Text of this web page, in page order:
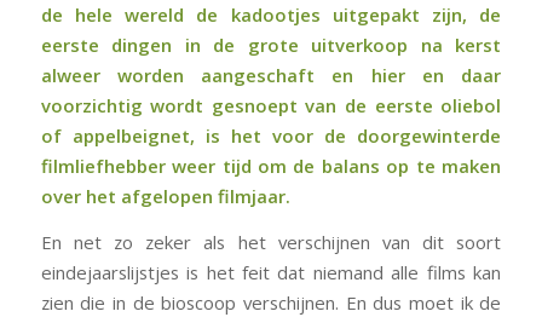
de hele wereld de kadootjes uitgepakt zijn, de
eerste dingen in de grote uitverkoop na kerst
alweer worden aangeschaft en hier en daar
voorzichtig wordt gesnoept van de eerste oliebol
of appelbeignet, is het voor de doorgewinterde
filmliefhebber weer tijd om de balans op te maken
over het afgelopen filmjaar.
En net zo zeker als het verschijnen van dit soort
eindejaarslijstjes is het feit dat niemand alle films kan
zien die in de bioscoop verschijnen. En dus moet ik de